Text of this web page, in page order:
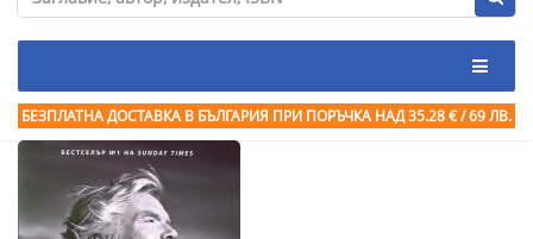
БЕЗПЛАТНА ДОСТАВКА В БЪЛГАРИЯ ПРИ ПОРЪЧКА НАД 35.28 € / 69 ЛВ.